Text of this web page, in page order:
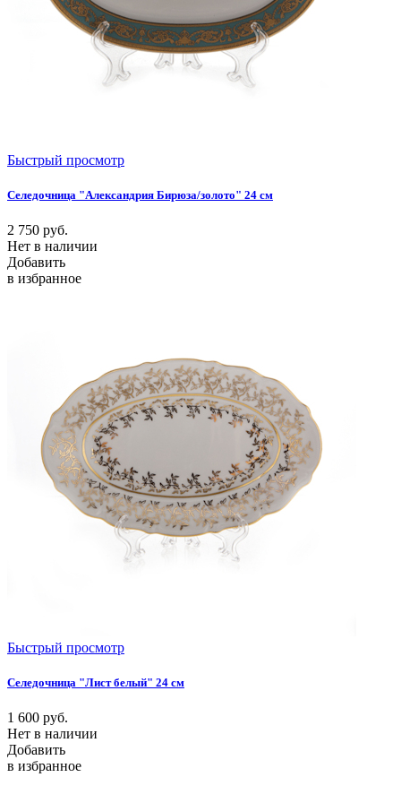
Быстрый просмотр
Селедочница "Александрия Бирюза/золото" 24 см
2 750 руб.
Нет в наличии
Добавить
в избранное
Быстрый просмотр
Селедочница "Лист белый" 24 см
1 600 руб.
Нет в наличии
Добавить
в избранное